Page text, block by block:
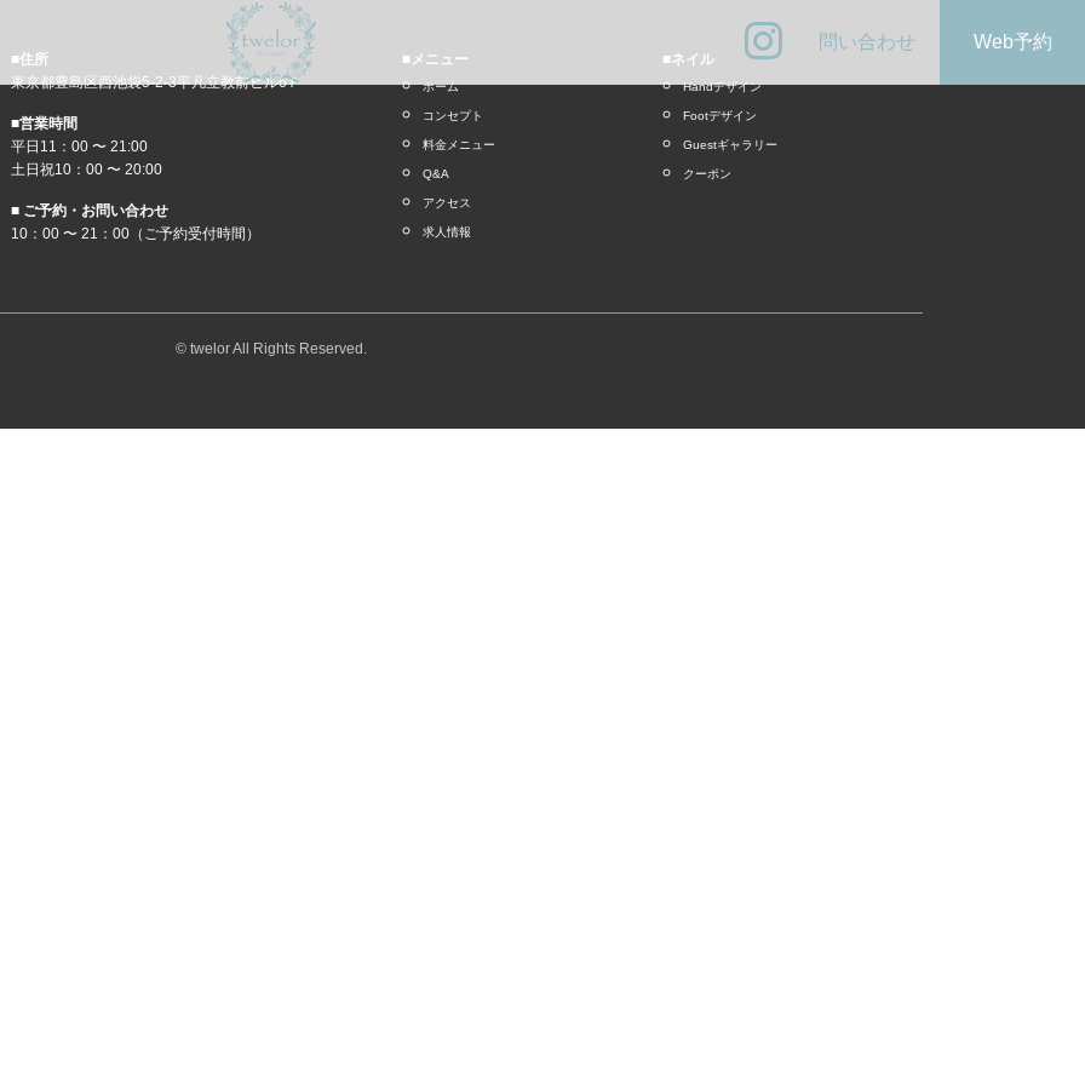
問い合わせ Web予約
■住所
東京都豊島区西池袋5-2-3平凡立教前ビル6Ｆ
■営業時間
平日11：00 〜 21:00
土日祝10：00 〜 20:00
■ ご予約・お問い合わせ
10：00 〜 21：00（ご予約受付時間）
■メニュー
ホーム
コンセプト
料金メニュー
Q&A
アクセス
求人情報
■ネイル
Handデザイン
Footデザイン
Guestギャラリー
クーポン
© twelor All Rights Reserved.